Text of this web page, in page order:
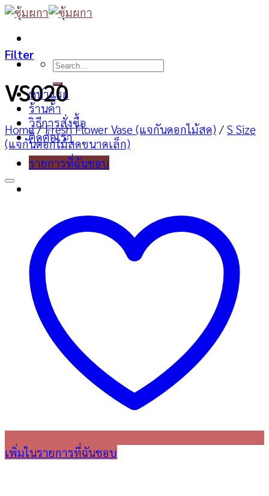
Skip
content
Search
หน้าแรก
ร้านค้า
วิธีการสั่งซื้อ
ติดต่อเรา
รายการที่ฉันชอบ
Filter
VS020
Home / Fresh Flower Vase (แจกันดอกไม้สด) / S Size
(แจกันดอกไม้สดขนาดเล็ก)
เพิ่มในรายการที่ฉันชอบ